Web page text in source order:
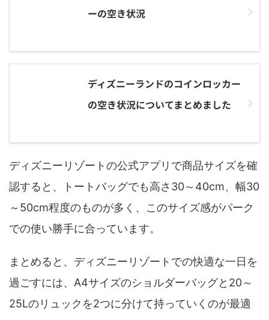
ーの空き状況
ディズニーランドのコインロッカー
の空き状況についてまとめました
ディズニーリゾートの公式アプリで商品サイズを確
認すると、トートバッグでも高さ30～40cm、幅30
～50cm程度のものが多く、このサイズ感がパーク
での使い勝手に合っています。
まとめると、ディズニーリゾートでの快適な一日を
過ごすには、A4サイズのショルダーバッグと20～
25Lのリュックを2つに分けて持っていくのが最適